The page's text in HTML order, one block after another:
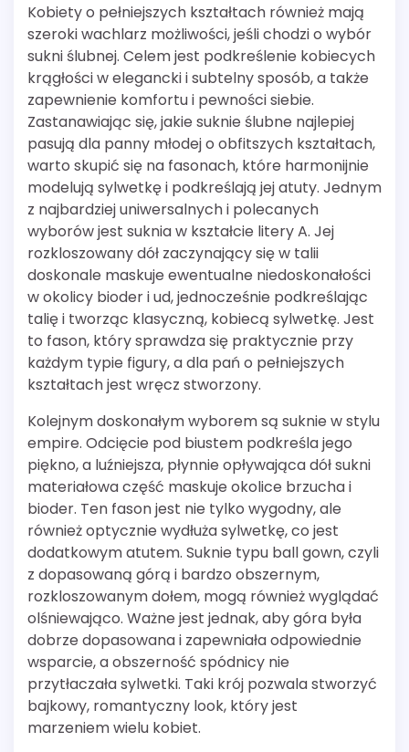
Kobiety o pełniejszych kształtach również mają
szeroki wachlarz możliwości, jeśli chodzi o wybór
sukni ślubnej. Celem jest podkreślenie kobiecych
krągłości w elegancki i subtelny sposób, a także
zapewnienie komfortu i pewności siebie.
Zastanawiając się, jakie suknie ślubne najlepiej
pasują dla panny młodej o obfitszych kształtach,
warto skupić się na fasonach, które harmonijnie
modelują sylwetkę i podkreślają jej atuty. Jednym
z najbardziej uniwersalnych i polecanych
wyborów jest suknia w kształcie litery A. Jej
rozkloszowany dół zaczynający się w talii
doskonale maskuje ewentualne niedoskonałości
w okolicy bioder i ud, jednocześnie podkreślając
talię i tworząc klasyczną, kobiecą sylwetkę. Jest
to fason, który sprawdza się praktycznie przy
każdym typie figury, a dla pań o pełniejszych
kształtach jest wręcz stworzony.
Kolejnym doskonałym wyborem są suknie w stylu
empire. Odcięcie pod biustem podkreśla jego
piękno, a luźniejsza, płynnie opływająca dół sukni
materiałowa część maskuje okolice brzucha i
bioder. Ten fason jest nie tylko wygodny, ale
również optycznie wydłuża sylwetkę, co jest
dodatkowym atutem. Suknie typu ball gown, czyli
z dopasowaną górą i bardzo obszernym,
rozkloszowanym dołem, mogą również wyglądać
olśniewająco. Ważne jest jednak, aby góra była
dobrze dopasowana i zapewniała odpowiednie
wsparcie, a obszerność spódnicy nie
przytłaczała sylwetki. Taki krój pozwala stworzyć
bajkowy, romantyczny look, który jest
marzeniem wielu kobiet.